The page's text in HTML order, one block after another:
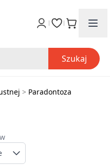
Szukaj
> Paradontoza
Wybierz sposób